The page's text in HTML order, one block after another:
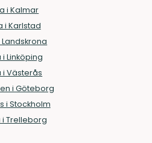
i Kalmar
i Karlstad
Landskrona
i Linköping
i Västerås
i Göteborg
i Stockholm
Trelleborg